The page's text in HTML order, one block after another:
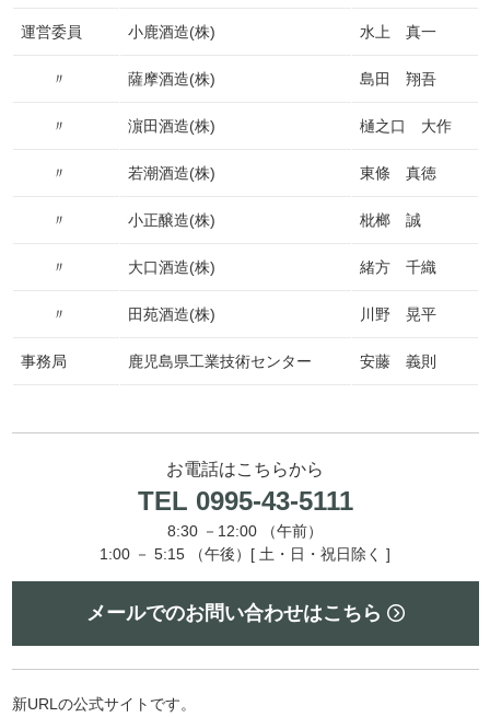
運営委員 小鹿酒造(株) 水上 真一
〃 薩摩酒造(株) 島田 翔吾
〃 濵田酒造(株) 樋之口 大作
〃 若潮酒造(株) 東條 真徳
〃 小正醸造(株) 枇榔 誠
〃 大口酒造(株) 緒方 千織
〃 田苑酒造(株) 川野 晃平
事務局 鹿児島県工業技術センター 安藤 義則
お電話はこちらから
TEL 0995-43-5111
8:30 －12:00 （午前）
1:00 － 5:15 （午後）[ 土・日・祝日除く ]
メールでのお問い合わせはこちら
新URLの公式サイトです。